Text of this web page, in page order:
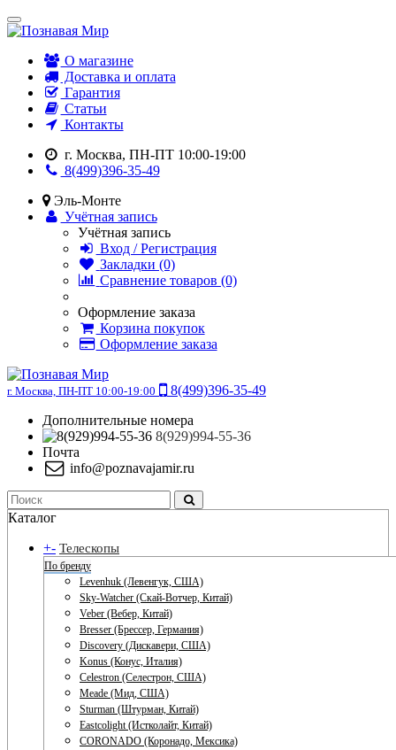
О магазине
Доставка и оплата
Гарантия
Статьи
Контакты
г. Москва, ПН-ПТ 10:00-19:00
8(499)396-35-49
Эль-Монте
Учётная запись
Учётная запись
Вход / Регистрация
Закладки (0)
Сравнение товаров (0)
Оформление заказа
Корзина покупок
Оформление заказа
г. Москва, ПН-ПТ 10:00-19:00
8(499)396-35-49
Дополнительные номера
8(929)994-55-36
Почта
info@poznavajamir.ru
Каталог
+- Телескопы
По бренду
Levenhuk (Левенгук, США)
Sky-Watcher (Скай-Вотчер, Китай)
Veber (Вебер, Китай)
Bresser (Брессер, Германия)
Discovery (Дискавери, США)
Konus (Конус, Италия)
Celestron (Селестрон, США)
Meade (Мид, США)
Sturman (Штурман, Китай)
Eastcolight (Истколайт, Китай)
CORONADO (Коронадо, Мексика)